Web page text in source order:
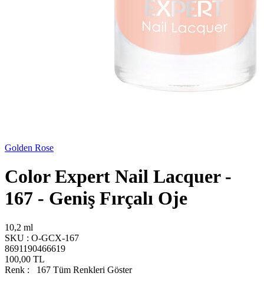
Golden Rose
Color Expert Nail Lacquer -
167 - Geniş Fırçalı Oje
10,2 ml
SKU : O-GCX-167
8691190466619
100,00 TL
Renk : 167 Tüm Renkleri Göster